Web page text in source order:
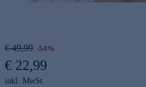
€ 49,99 -54%
€ 22,99
inkl. MwSt.